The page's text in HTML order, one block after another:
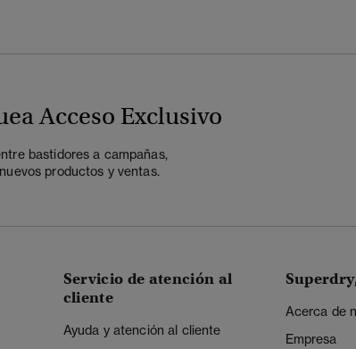
Acceso Exclusivo
bastidores a campañas,
productos y ventas.
Servicio de atención al
cliente
Ayuda y atención al cliente
Acerca de
Empresa